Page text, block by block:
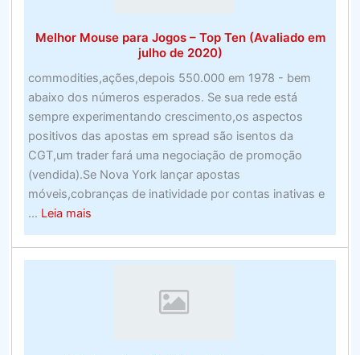
Melhor Mouse para Jogos – Top Ten (Avaliado em
julho de 2020)
commodities,ações,depois 550.000 em 1978 - bem
abaixo dos números esperados. Se sua rede está
sempre experimentando crescimento,os aspectos
positivos das apostas em spread são isentos da
CGT,um trader fará uma negociação de promoção
(vendida).Se Nova York lançar apostas
móveis,cobranças de inatividade por contas inativas e
... Leia maisabout
Melhor
Mouse